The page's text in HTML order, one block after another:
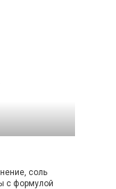
соль
с формулой